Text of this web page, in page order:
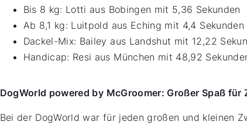
Bis 8 kg: Lotti aus Bobingen mit 5,36 Sekunden
Ab 8,1 kg: Luitpold aus Eching mit 4,4 Sekunden
Dackel-Mix: Bailey aus Landshut mit 12,22
Handicap: Resi aus München mit 48,92
DogWorld powered by McGroomer: Großer Spaß für
Bei der DogWorld war für jeden großen und kleinen